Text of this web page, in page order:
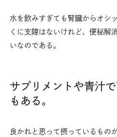
水を飲みすぎても腎臓からオシ
くに支障はないけれど、便秘解
いなのである。
サプリメントや青汁
もある。
良かれと思って摂っているもの